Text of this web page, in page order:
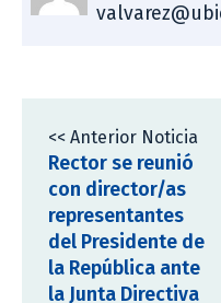
<< Anterior Noticia
Rector se reunió
con director/as
representantes
del Presidente de
la República ante
la Junta Directiva